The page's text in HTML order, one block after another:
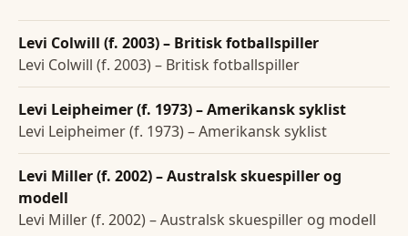
Levi Colwill (f. 2003) – Britisk fotballspiller
Levi Colwill (f. 2003) – Britisk fotballspiller
Levi Leipheimer (f. 1973) – Amerikansk syklist
Levi Leipheimer (f. 1973) – Amerikansk syklist
Levi Miller (f. 2002) – Australsk skuespiller og
modell
Levi Miller (f. 2002) – Australsk skuespiller og modell